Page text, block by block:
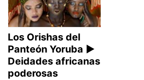
Los Orishas del
Panteón Yoruba ►
Deidades africanas
poderosas